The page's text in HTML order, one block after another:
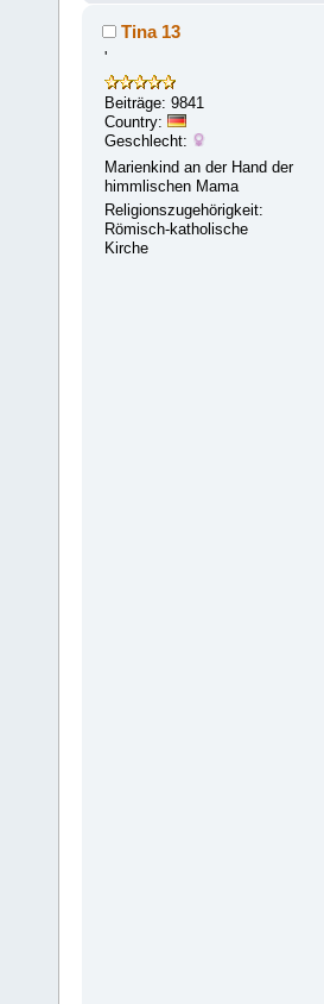
Tina 13
'
Beiträge: 9841
Country:
Geschlecht:
Marienkind an der Hand der
himmlischen Mama
Religionszugehörigkeit:
Römisch-katholische
Kirche